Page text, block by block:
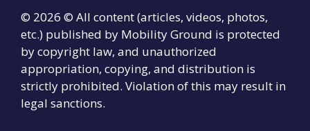
© 2026 © All content (articles, videos, photos,
etc.) published by Mobility Ground is protected
by copyright law, and unauthorized
appropriation, copying, and distribution is
strictly prohibited. Violation of this may result in
legal sanctions.